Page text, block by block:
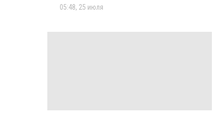
05:48, 25 июля